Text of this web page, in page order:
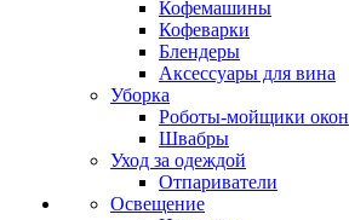
Кофемашины
Кофеварки
Блендеры
Аксессуары для вина
Уборка
Роботы-мойщики окон
Швабры
Уход за одеждой
Отпариватели
Освещение